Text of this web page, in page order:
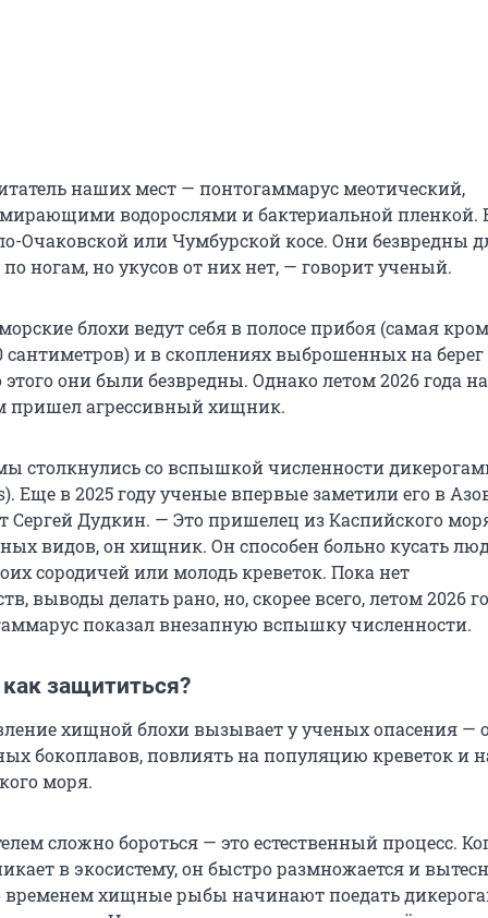
наших мест — понтогаммарус меотический,
водорослями и бактериальной пленкой.
Очаковской или Чумбурской косе. Они безвредны
ногам, но укусов от них нет, — говорит ученый.
блохи ведут себя в полосе прибоя (самая
сантиметров) и в скоплениях выброшенных на берег
этого они были безвредны. Однако летом 2026 года
агрессивный хищник.
столкнулись со вспышкой численности
Еще в 2025 году ученые впервые заметили его в
Сергей Дудкин. — Это пришелец из Каспийского
видов, он хищник. Он способен больно кусать
сородичей или молодь креветок. Пока нет
выводы делать рано, но, скорее всего, летом 2026
показал внезапную вспышку численности.
защититься?
хищной блохи вызывает у ученых опасения —
бокоплавов, повлиять на популяцию креветок и
моря.
сложно бороться — это естественный процесс.
в экосистему, он быстро размножается и
временем хищные рыбы начинают поедать